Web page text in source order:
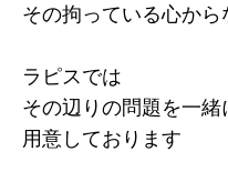
その拘っている心から
ラピスでは
その辺りの問題を一
用意しております